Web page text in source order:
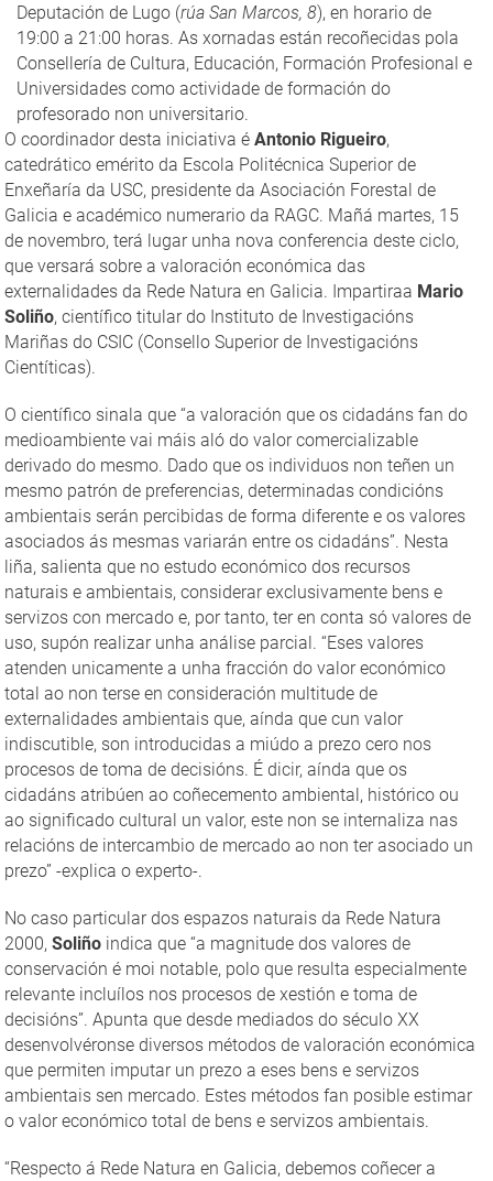
Deputación de Lugo (rúa San Marcos, 8), en horario de
19:00 a 21:00 horas. As xornadas están recoñecidas pola
Consellería de Cultura, Educación, Formación Profesional e
Universidades como actividade de formación do
profesorado non universitario.
O coordinador desta iniciativa é Antonio Rigueiro,
catedrático emérito da Escola Politécnica Superior de
Enxeñaría da USC, presidente da Asociación Forestal de
Galicia e académico numerario da RAGC. Mañá martes, 15
de novembro, terá lugar unha nova conferencia deste ciclo,
que versará sobre a valoración económica das
externalidades da Rede Natura en Galicia. Impartiraa Mario
Soliño, científico titular do Instituto de Investigacións
Mariñas do CSIC (Consello Superior de Investigacións
Cientíticas).
O científico sinala que “a valoración que os cidadáns fan do
medioambiente vai máis aló do valor comercializable
derivado do mesmo. Dado que os individuos non teñen un
mesmo patrón de preferencias, determinadas condicións
ambientais serán percibidas de forma diferente e os valores
asociados ás mesmas variarán entre os cidadáns”. Nesta
liña, salienta que no estudo económico dos recursos
naturais e ambientais, considerar exclusivamente bens e
servizos con mercado e, por tanto, ter en conta só valores de
uso, supón realizar unha análise parcial. “Eses valores
atenden unicamente a unha fracción do valor económico
total ao non terse en consideración multitude de
externalidades ambientais que, aínda que cun valor
indiscutible, son introducidas a miúdo a prezo cero nos
procesos de toma de decisións. É dicir, aínda que os
cidadáns atribúen ao coñecemento ambiental, histórico ou
ao significado cultural un valor, este non se internaliza nas
relacións de intercambio de mercado ao non ter asociado un
prezo” -explica o experto-.
No caso particular dos espazos naturais da Rede Natura
2000, Soliñoindica que “a magnitude dos valores de
conservación é moi notable, polo que resulta especialmente
relevante incluílos nos procesos de xestión e toma de
decisións”. Apunta que desde mediados do século XX
desenvolvéronse diversos métodos de valoración económica
que permiten imputar un prezo a eses bens e servizos
ambientais sen mercado. Estes métodos fan posible estimar
o valor económico total de bens e servizos ambientais.
“Respecto á Rede Natura en Galicia, debemos coñecer a